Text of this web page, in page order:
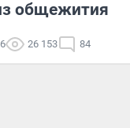
общежития
26 153 84